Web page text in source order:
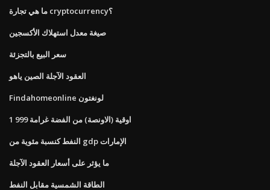
ما هي تجارة cryptocurrency؟
صيغة معدل استهلاك الأكسجين
سعر البيع بالتجزئة
العقود الآجلة الصين ياهو
Findahomeonline لونغتون
1 اوقية (الاونصة) من الفضة غرامة 999
النفط كنسبة مئوية من gdp الإمارات
ما يؤثر على أسعار العقود الآجلة
الطاقة الشمسية مقابل النفط